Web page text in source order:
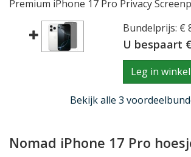
Premium iPhone 17 Pro Privacy
Bundelprijs: €
U bespaart
Leg in
Bekijk alle 3
Nomad iPhone 17 Pro